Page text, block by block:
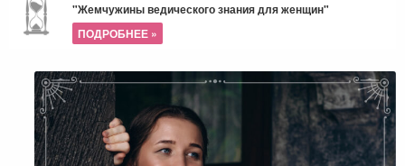
"Жемчужины ведического знания для женщин"
ПОДРОБНЕЕ »